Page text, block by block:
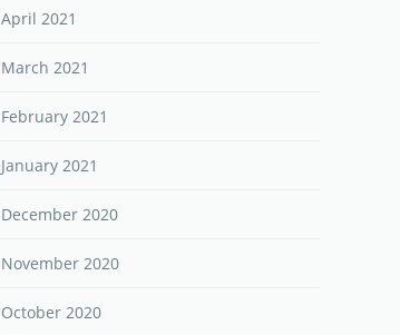
April 2021
March 2021
February 2021
January 2021
December 2020
November 2020
October 2020